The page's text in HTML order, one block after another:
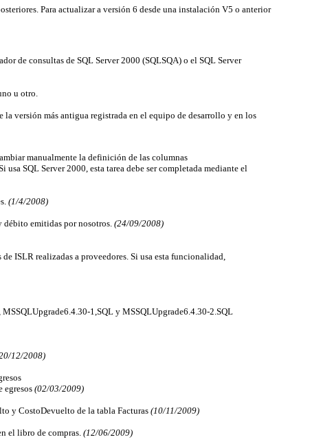
Para actualizar a versión 6 desde una instalación V5 o anterior
de consultas de SQL Server 2000 (SQLSQA) o el SQL Server
u otro.
versión más antigua registrada en el equipo de desarrollo y en los
manualmente la definición de las columnas
SQL Server 2000, esta tarea debe ser completada mediante el
(1/4/2008)
débito emitidas por nosotros.(24/09/2008)
ISLR realizadas a proveedores. Si usa esta funcionalidad,
1,SQL y MSSQLUpgrade6.4.30-2.SQL
12/2008)
egresos (02/03/2009)
y CostoDevuelto de la tabla Facturas (10/11/2009)
el libro de compras. (12/06/2009)